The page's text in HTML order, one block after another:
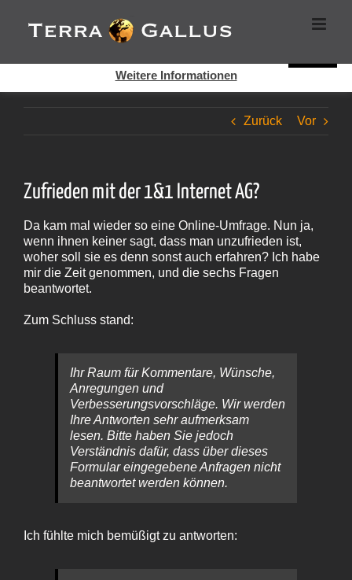
Inhalt
springen
Zurück Vor
Zufrieden mit der 1&1 Internet AG?
Da kam mal wieder so eine Online-Umfrage. Nun ja,
wenn ihnen keiner sagt, dass man unzufrieden ist,
woher soll sie es denn sonst auch erfahren? Ich habe
mir die Zeit genommen, und die sechs Fragen
beantwortet.
Zum Schluss stand:
Ihr Raum für Kommentare, Wünsche,
Anregungen und
Verbesserungsvorschläge. Wir werden
Ihre Antworten sehr aufmerksam
lesen. Bitte haben Sie jedoch
Verständnis dafür, dass über dieses
Formular eingegebene Anfragen nicht
beantwortet werden können.
Ich fühlte mich bemüßigt zu antworten:
Cookies helfen auf auf dieser Seite bei der Bereitstellung der
Dienste. Durch die Nutzung dieser Webseite erklären Sie sich
Weitere Informationen